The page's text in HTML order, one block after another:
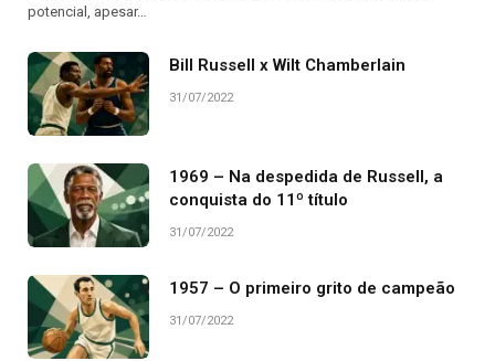
potencial, apesar…
Bill Russell x Wilt Chamberlain
31/07/2022
1969 – Na despedida de Russell, a
conquista do 11º título
31/07/2022
1957 – O primeiro grito de campeão
31/07/2022